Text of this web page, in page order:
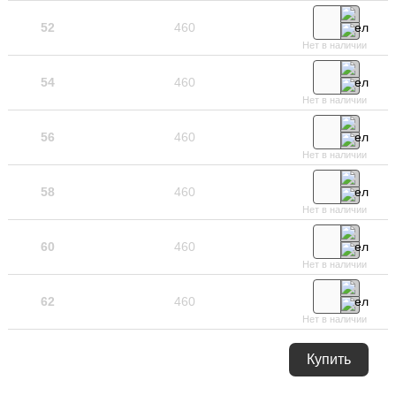
52 460
Нет в наличии
54 460
Нет в наличии
56 460
Нет в наличии
58 460
Нет в наличии
60 460
Нет в наличии
62 460
Нет в наличии
Купить